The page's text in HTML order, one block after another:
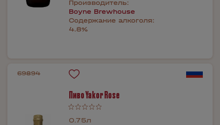
Производитель:
Boyne Brewhouse
Содержание алкоголя:
4.8%
69894
Пиво Yakor Rose
0.75л